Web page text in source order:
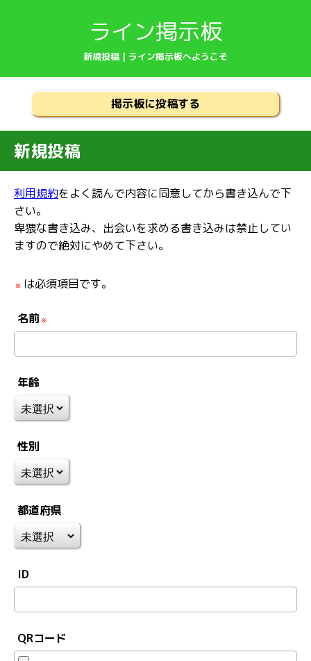
ライン掲示板
新規投稿 | ライン掲示板へようこそ
掲示板に投稿する
新規投稿
利用規約をよく読んで内容に同意してから書き込んで下
さい。
卑猥な書き込み、出会いを求める書き込みは禁止してい
ますので絶対にやめて下さい。
※ は必須項目です。
名前 ※
年齢
性別
都道府県
ID
QRコード